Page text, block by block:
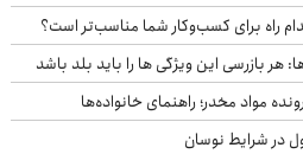
راه برای کسب‌وکار شما مناسب‌تر است؟
بازرسی این ویژگی ها را باید بلد باشد
در شرایط نوسان